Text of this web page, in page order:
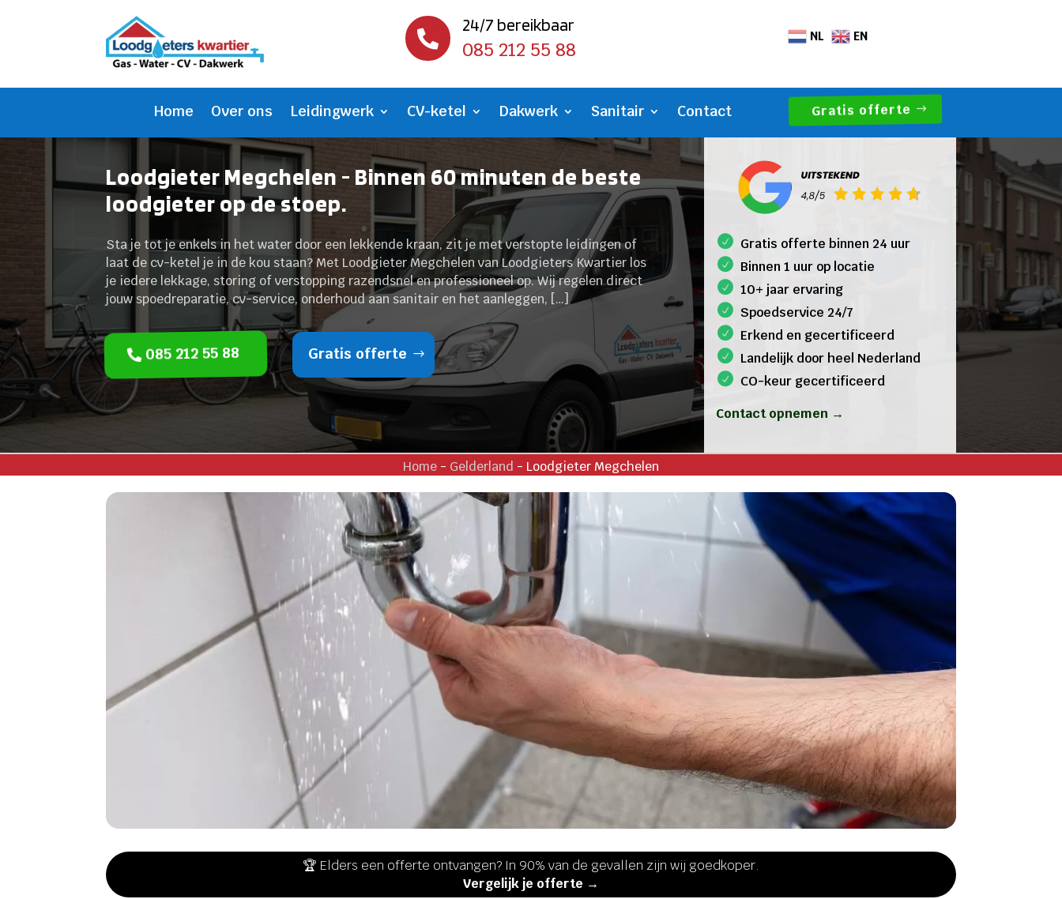

24/7 bereikbaar
085 212 55 88
NL EN
Home Over ons Leidingwerk CV-ketel Dakwerk Sanitair Contact Gratis offerte
Loodgieter Megchelen - Binnen 60 minuten de beste
loodgieter op de stoep.
Sta je tot je enkels in het water door een lekkende kraan, zit je met verstopte leidingen of
laat de cv-ketel je in de kou staan? Met Loodgieter Megchelen van Loodgieters Kwartier los
je iedere lekkage, storing of verstopping razendsnel en professioneel op. Wij regelen direct
jouw spoedreparatie, cv-service, onderhoud aan sanitair en het aanleggen, […]
085 212 55 88 Gratis offerte
Gratis offerte binnen 24 uur
Binnen 1 uur op locatie
10+ jaar ervaring
Spoedservice 24/7
Erkend en gecertificeerd
Landelijk door heel Nederland
CO-keur gecertificeerd
Contact opnemen →
Home - Gelderland - Loodgieter Megchelen
🏆 Elders een offerte ontvangen? In 90% van de gevallen zijn wij goedkoper.
Vergelijk je offerte →